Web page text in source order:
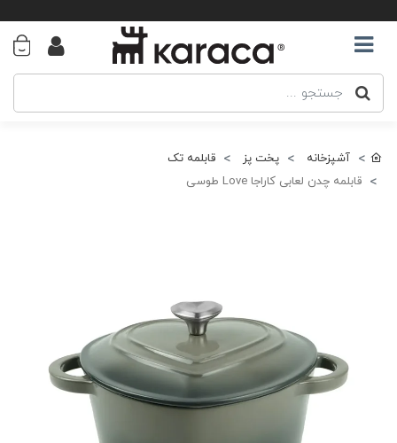
آشپزخانه پخت پز
قابلمه تک
قابلمه چدن لعابی کاراجا Love طوسی